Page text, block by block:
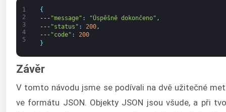
1
2
3
4
5
{
--- "message" : "Úspěšně dokončeno" ,
--- "status" : 200,
--- "code" :
200
}
Závěr
V tomto návodu jsme se podívali na dvě užitečné
ve formátu JSON. Objekty JSON jsou všude, a při